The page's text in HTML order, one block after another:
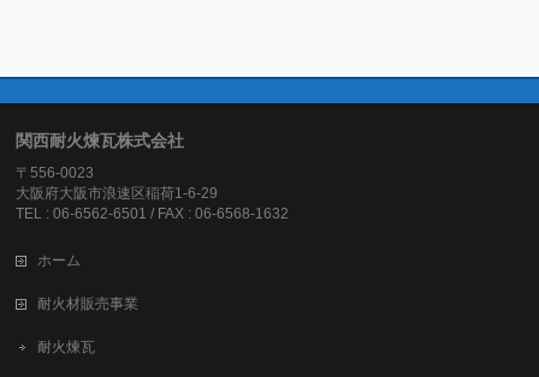
関西耐火煉瓦株式会社
〒556-0023
大阪府大阪市浪速区稲荷1-6-29
TEL : 06-6562-6501 / FAX : 06-6568-1632
ホーム
耐火材販売事業
耐火煉瓦